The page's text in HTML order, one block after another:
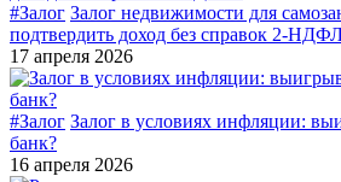
#Залог Залог недвижимости для
подтвердить доход без справок 2-
17 апреля 2026
#Залог Залог в условиях инфляции:
банк?
16 апреля 2026